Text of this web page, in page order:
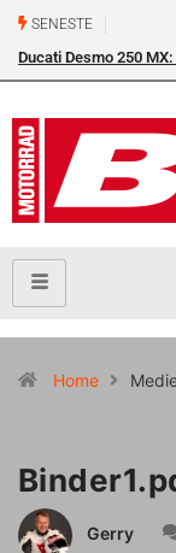
SENESTE
Ducati Desmo 250
Home
Gerry